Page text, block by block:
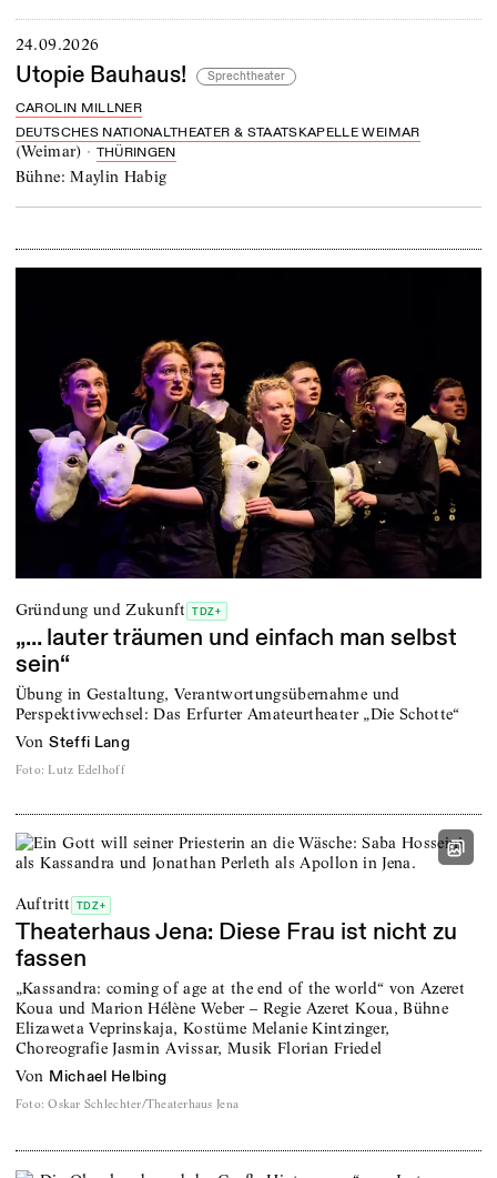
24.09.2026
Utopie Bauhaus! Sprechtheater
CAROLIN MILLNER
DEUTSCHES NATIONALTHEATER & STAATSKAPELLE WEIMAR
(Weimar) · THÜRINGEN
Bühne:Maylin Habig
Gründung und Zukunft TDZ+
„... lauter träumen und einfach man selbst
sein“
Übung in Gestaltung, Verantwortungsübernahme und
Perspektivwechsel: Das Erfurter Amateurtheater „Die Schotte“
von Steffi Lang
Foto: Lutz Edelhoff
Auftritt TDZ+
Theaterhaus Jena: Diese Frau ist nicht zu
fassen
„Kassandra: coming of age at the end of the world“ von Azeret
Koua und Marion Hélène Weber – Regie Azeret Koua, Bühne
Elizaweta Veprinskaja, Kostüme Melanie Kintzinger,
Choreografie Jasmin Avissar, Musik Florian Friedel
von Michael Helbing
Foto: Oskar Schlechter/Theaterhaus Jena